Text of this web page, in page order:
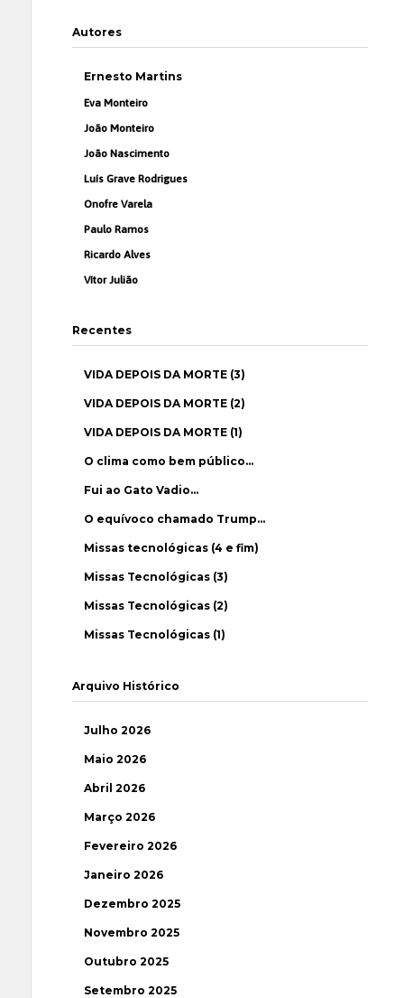
Autores
Ernesto Martins
Eva Monteiro
João Monteiro
João Nascimento
Luís Grave Rodrigues
Onofre Varela
Paulo Ramos
Ricardo Alves
Vítor Julião
Recentes
VIDA DEPOIS DA MORTE (3)
VIDA DEPOIS DA MORTE (2)
VIDA DEPOIS DA MORTE (1)
O clima como bem público…
Fui ao Gato Vadio…
O equívoco chamado Trump…
Missas tecnológicas (4 e fim)
Missas Tecnológicas (3)
Missas Tecnológicas (2)
Missas Tecnológicas (1)
Arquivo Histórico
Julho 2026
Maio 2026
Abril 2026
Março 2026
Fevereiro 2026
Janeiro 2026
Dezembro 2025
Novembro 2025
Outubro 2025
Setembro 2025